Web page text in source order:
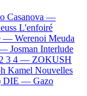
Casanova —
L'enfoiré
— Werenoi Meuda
— Josman Interlude
3 4 — ZOKUSH
Kamel Nouvelles
DIE — Gazo